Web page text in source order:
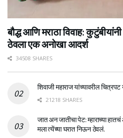
बौद्ध आणि मराठा विवाह:
ठेवला एक अनोखा आदर्श
34508 SHARES
शिवाजी महाराज यांच्यावरील
21218 SHARES
जात अन जातीचा पेट: म्हाराच्या हातचं
मला त्येंच्या घरात निऊन ठेवलं.